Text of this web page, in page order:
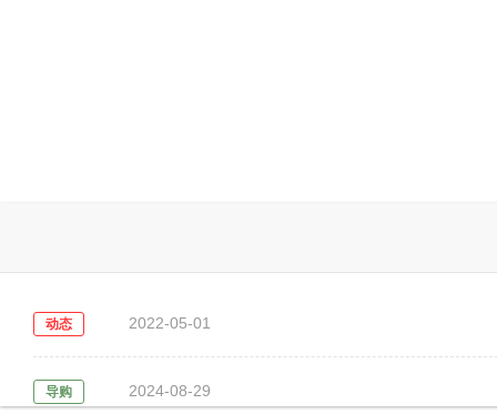
动态 2022-05-01
导购 2024-08-29